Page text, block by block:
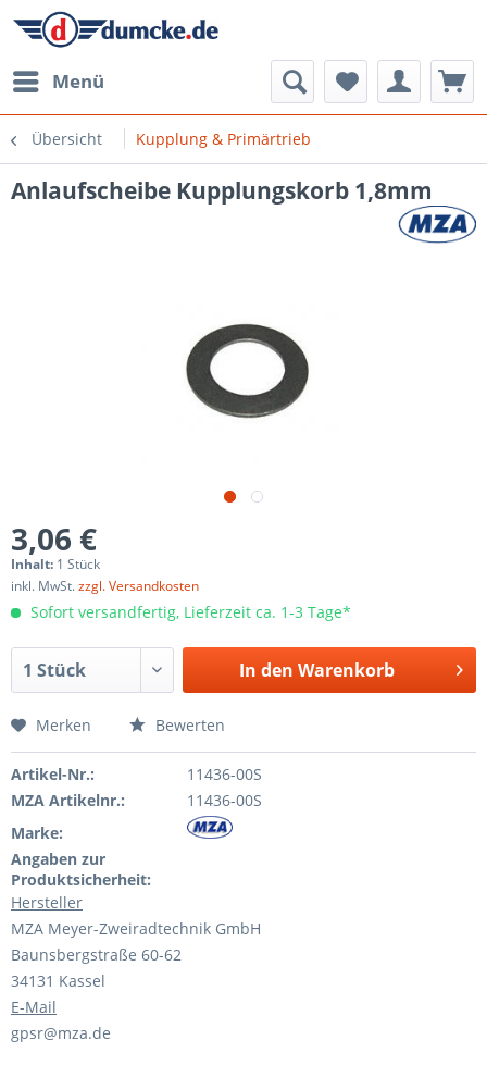
Menü
Übersicht Kupplung & Primärtrieb
Anlaufscheibe Kupplungskorb 1,8mm
3,06 €
Inhalt: 1 Stück
inkl. MwSt.zzgl. Versandkosten
Sofort versandfertig, Lieferzeit ca. 1-3 Tage*
In den Warenkorb
Merken Bewerten
Artikel-Nr.:
11436-00S
MZA Artikelnr.:
11436-00S
Marke:
Angaben zur
Produktsicherheit:
Hersteller
MZA Meyer-Zweiradtechnik GmbH
Baunsbergstraße 60-62
34131 Kassel
E-Mail
gpsr@mza.de